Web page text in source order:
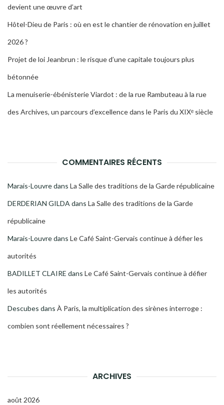
devient une œuvre d’art
Hôtel-Dieu de Paris : où en est le chantier de rénovation en juillet
2026 ?
Projet de loi Jeanbrun : le risque d’une capitale toujours plus
bétonnée
La menuiserie-ébénisterie Viardot : de la rue Rambuteau à la rue
des Archives, un parcours d’excellence dans le Paris du XIXᵉ siècle
COMMENTAIRES RÉCENTS
Marais-Louvredans La Salle des traditions de la Garde républicaine
DERDERIAN GILDA dans La Salle des traditions de la Garde
républicaine
Marais-Louvredans Le Café Saint-Gervais continue à défier les
autorités
BADILLET CLAIRE dans Le Café Saint-Gervais continue à défier
les autorités
Descubes dans À Paris, la multiplication des sirènes interroge :
combien sont réellement nécessaires ?
ARCHIVES
août 2026